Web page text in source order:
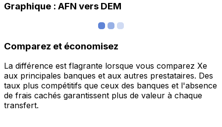
Graphique : AFN vers DEM
Comparez et économisez
La différence est flagrante lorsque vous comparez Xe
aux principales banques et aux autres prestataires. Des
taux plus compétitifs que ceux des banques et l'absence
de frais cachés garantissent plus de valeur à chaque
transfert.